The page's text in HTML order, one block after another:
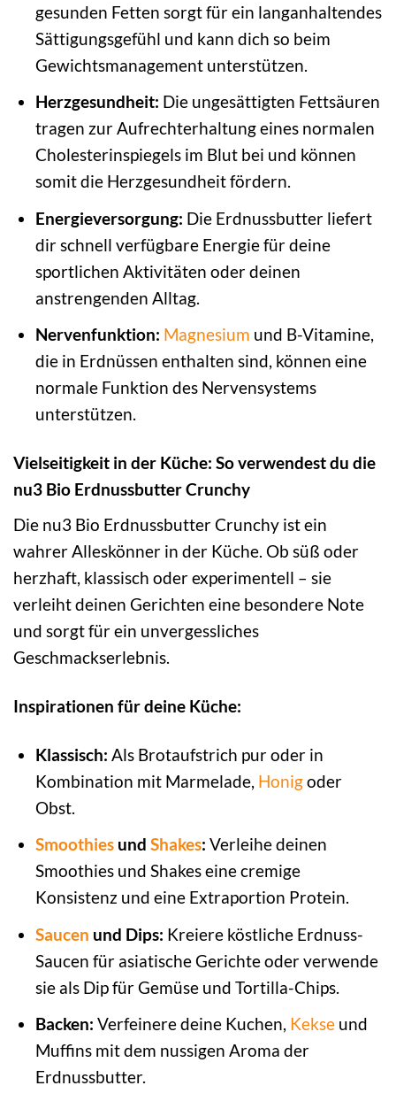
gesunden Fetten sorgt für ein langanhaltendes
Sättigungsgefühl und kann dich so beim
Gewichtsmanagement unterstützen.
Herzgesundheit: Die ungesättigten Fettsäuren
tragen zur Aufrechterhaltung eines normalen
Cholesterinspiegels im Blut bei und können
somit die Herzgesundheit fördern.
Energieversorgung: Die Erdnussbutter liefert
dir schnell verfügbare Energie für deine
sportlichen Aktivitäten oder deinen
anstrengenden Alltag.
Nervenfunktion: Magnesium und B-Vitamine,
die in Erdnüssen enthalten sind, können eine
normale Funktion des Nervensystems
unterstützen.
Vielseitigkeit in der Küche: So verwendest du die
nu3 Bio Erdnussbutter Crunchy
Die nu3 Bio Erdnussbutter Crunchy ist ein
wahrer Alleskönner in der Küche. Ob süß oder
herzhaft, klassisch oder experimentell – sie
verleiht deinen Gerichten eine besondere Note
und sorgt für ein unvergessliches
Geschmackserlebnis.
Inspirationen für deine Küche:
Klassisch: Als Brotaufstrich pur oder in
Kombination mit Marmelade, Honigoder
Obst.
Smoothiesund Shakes: Verleihe deinen
Smoothies und Shakes eine cremige
Konsistenz und eine Extraportion Protein.
Saucen und Dips: Kreiere köstliche Erdnuss-
Saucen für asiatische Gerichte oder verwende
sie als Dip für Gemüse und Tortilla-Chips.
Backen: Verfeinere deine Kuchen, Kekseund
Muffins mit dem nussigen Aroma der
Erdnussbutter.